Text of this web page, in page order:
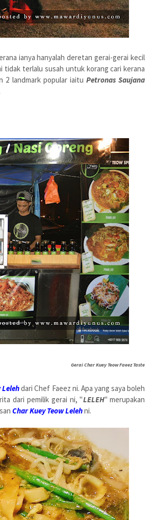
ianya hanyalah deretan gerai-gerai kecil
tidak terlalu susah untuk korang cari kerana
2 landmark popular iaituPetronas Saujana
Gerai Char Kuey Teow Faeez Taste
Lelehdari Chef Faeez ni. Apa yang saya boleh
dari pemilik gerai ni, "LELEH" merupakan
Char Kuey Teow Lelehni.